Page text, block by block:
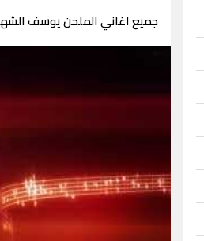
جميع اغاني الملحن يوسف الشهري 85